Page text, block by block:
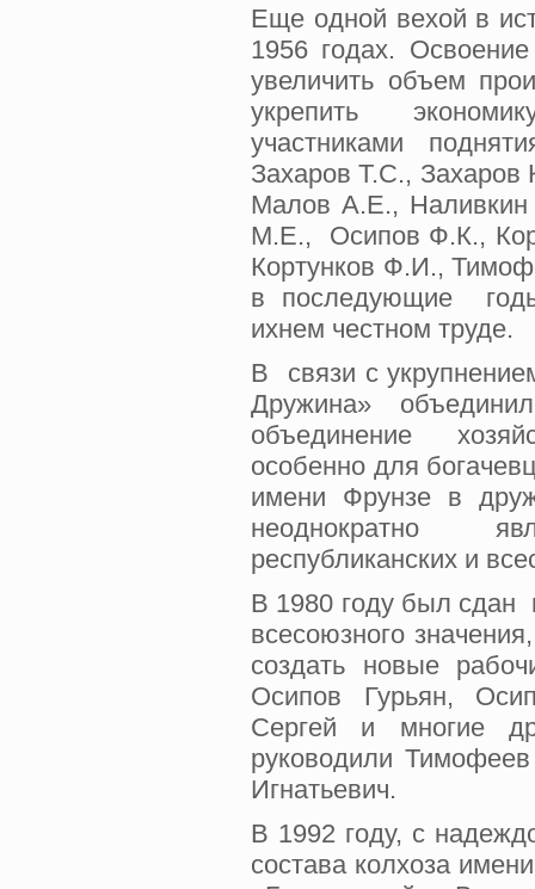
Еще одной вехой в
1956 годах.
увеличить объем
укрепить
участниками
Захаров Т.С.,
Малов А.Е.,
М.Е., Осипов Ф.К.,
Кортунков Ф.И.,
в последующие годы
ихнем честном труде.
В связи с
Дружина»
объединение
особенно для
имени Фрунзе в
неоднократно
республиканских и
В 1980 году был сдан
всесоюзного
создать новые
Осипов Гурьян,
Сергей и многие
руководили
Игнатьевич.
В 1992 году, с
состава колхоза